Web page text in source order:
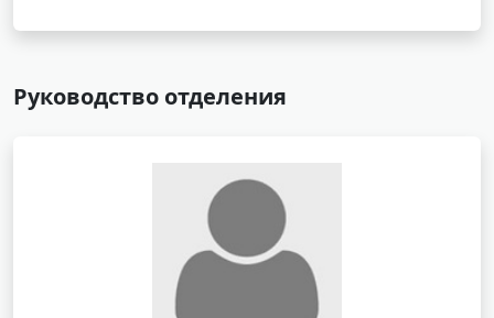
Руководство отделения